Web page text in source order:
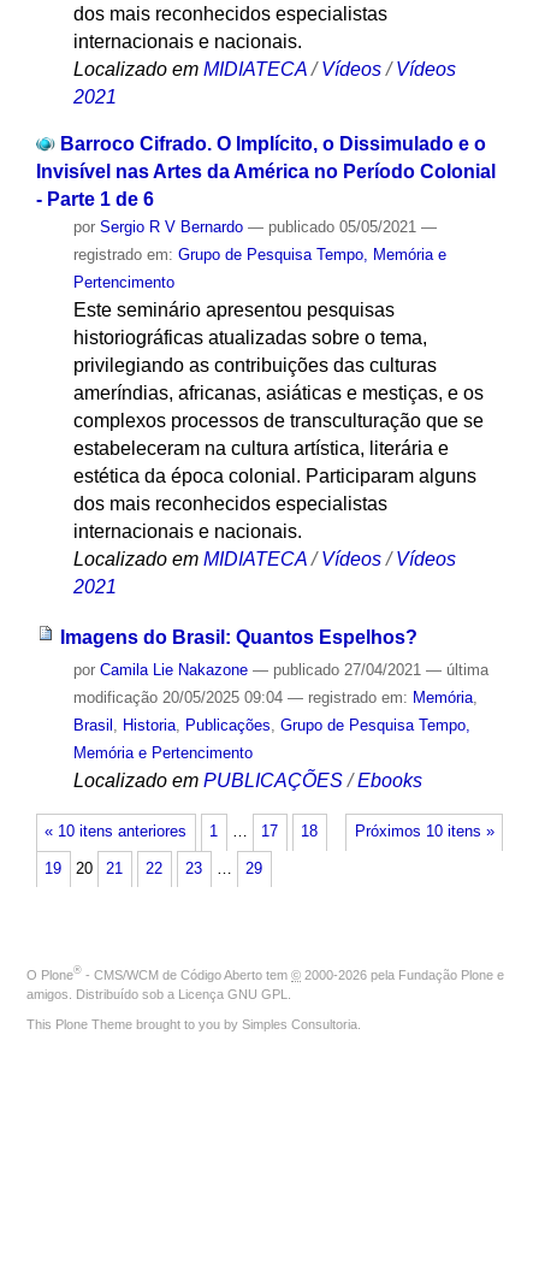
dos mais reconhecidos especialistas
internacionais e nacionais.
Localizado em MIDIATECA /Vídeos /Vídeos
2021
Barroco Cifrado. O Implícito, o Dissimulado e o
Invisível nas Artes da América no Período Colonial
- Parte 1 de 6
por Sergio R V Bernardo — publicado05/05/2021 —
registrado em: Grupo de Pesquisa Tempo, Memória e
Pertencimento
Este seminário apresentou pesquisas
historiográficas atualizadas sobre o tema,
privilegiando as contribuições das culturas
ameríndias, africanas, asiáticas e mestiças, e os
complexos processos de transculturação que se
estabeleceram na cultura artística, literária e
estética da época colonial. Participaram alguns
dos mais reconhecidos especialistas
internacionais e nacionais.
Localizado em MIDIATECA /Vídeos /Vídeos
2021
Imagens do Brasil: Quantos Espelhos?
por Camila Lie Nakazone — publicado27/04/2021 — última
modificação20/05/2025 09:04 — registrado em: Memória,
Brasil , Historia, Publicações, Grupo de Pesquisa Tempo,
Memória e Pertencimento
Localizado em PUBLICAÇÕES /Ebooks
« 10 itens anteriores Próximos 10 itens »
1 … 17 18
19 20 21 22 23 … 29
O Plone® - CMS/WCM de Código Aberto tem © 2000-2026 pela Fundação Plone e
amigos. Distribuído sob a Licença GNU GPL
This Plone Theme brought to you by Simples Consultoria